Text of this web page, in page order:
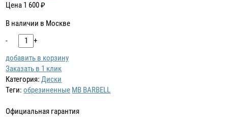
Цена 1 600₽
В наличии в Москве
-
+
добавить в корзину
Заказать в 1 клик
Категория:Диски
Теги:обрезиненные MB BARBELL
Официальная гарантия